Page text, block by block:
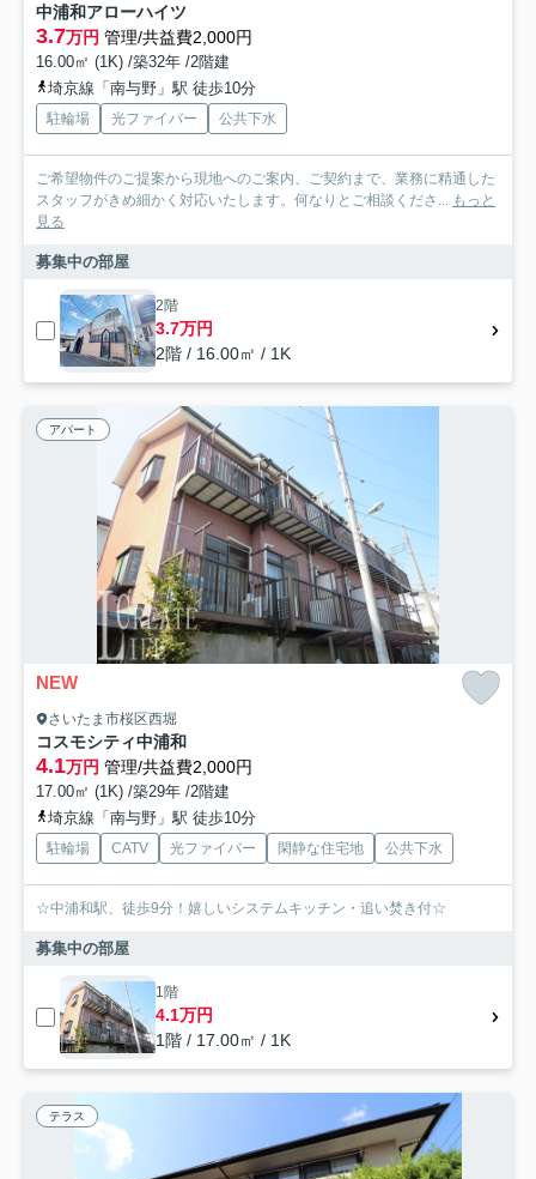
中浦和アローハイツ
3.7万円 管理/共益費2,000円
16.00㎡ (1K) /築32年 /2階建
埼京線「南与野」駅 徒歩10分
駐輪場 光ファイバー 公共下水
ご希望物件のご提案から現地へのご案内、ご契約まで、業務に精通した
スタッフがきめ細かく対応いたします。何なりとご相談くださ... もっと
見る
募集中の部屋
2階
3.7万円
2階 / 16.00㎡ / 1K
アパート
NEW
さいたま市桜区西堀
コスモシティ中浦和
4.1万円 管理/共益費2,000円
17.00㎡ (1K) /築29年 /2階建
埼京線「南与野」駅 徒歩10分
駐輪場 CATV 光ファイバー 閑静な住宅地 公共下水
☆中浦和駅、徒歩9分！嬉しいシステムキッチン・追い焚き付☆
募集中の部屋
1階
4.1万円
1階 / 17.00㎡ / 1K
テラス